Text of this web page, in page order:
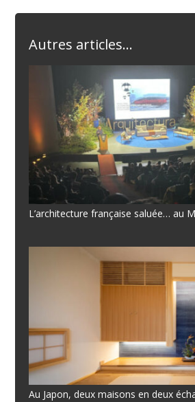
Autres articles...
L’architecture française saluée… au
Au Japon, deux maisons en deux